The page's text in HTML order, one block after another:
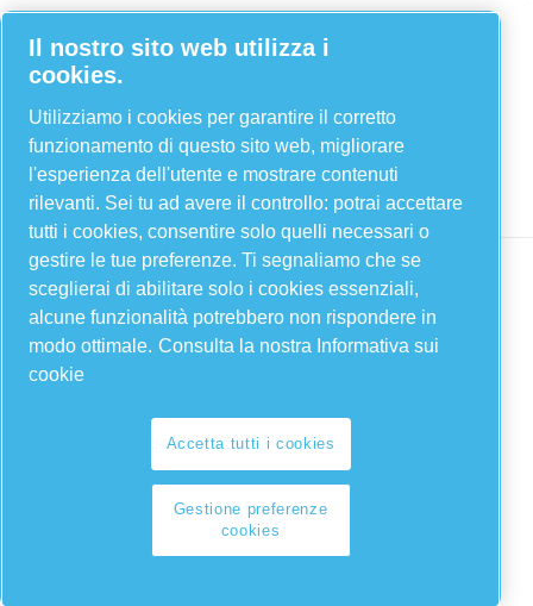
Facebook
Twitter
YouTube
Linkedin
Instagram
Legal & Privacy Notices
Gestione preferenze cookies
Il nostro sito web utilizza i
cookies.
Utilizziamo i cookies per garantire il corretto
funzionamento di questo sito web, migliorare
l'esperienza dell'utente e mostrare contenuti
rilevanti. Sei tu ad avere il controllo: potrai accettare
tutti i cookies, consentire solo quelli necessari o
gestire le tue preferenze. Ti segnaliamo che se
sceglierai di abilitare solo i cookies essenziali,
alcune funzionalità potrebbero non rispondere in
modo ottimale. Consulta la nostra Informativa sui
cookie
Accetta tutti i cookies
Gestione preferenze
cookies